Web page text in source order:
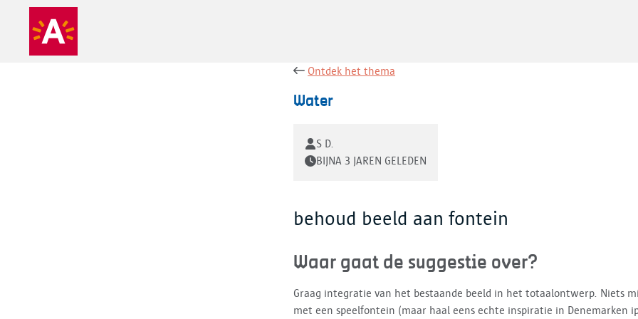
Ontdek het thema
Water
S D.
BIJNA 3 JAREN GELEDEN
behoud beeld aan fontein
Waar gaat de suggestie over?
Graag integratie van het bestaande beeld in het totaalontwerp. Niets
met een speelfontein (maar haal eens echte inspiratie in Denemarken